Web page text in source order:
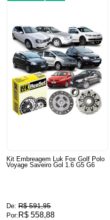
Kit Embreagem Luk Fox Golf Polo
Voyage Saveiro Gol 1.6 G5 G6
De: R$ 591,95
Por: R$ 558,88